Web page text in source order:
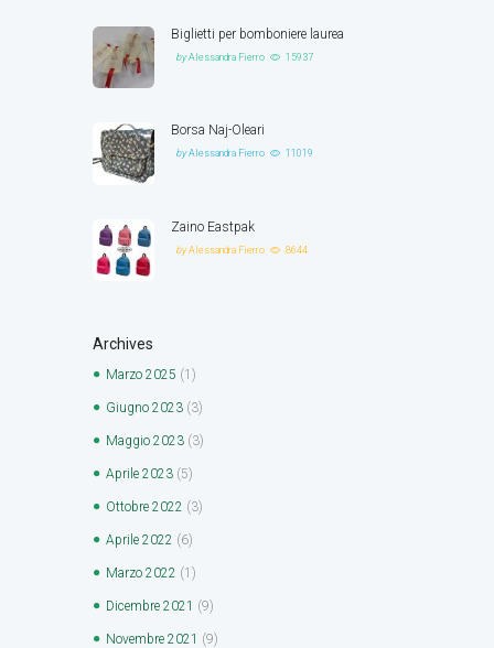
Biglietti per bomboniere laurea
byAlessandra Fierro 15937
Borsa Naj-Oleari
byAlessandra Fierro 11019
Zaino Eastpak
byAlessandra Fierro 8644
Archives
Marzo 2025 (1)
Giugno 2023 (3)
Maggio 2023 (3)
Aprile 2023 (5)
Ottobre 2022 (3)
Aprile 2022 (6)
Marzo 2022 (1)
Dicembre 2021 (9)
Novembre 2021 (9)